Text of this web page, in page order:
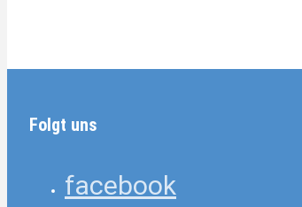
Folgt uns
facebook